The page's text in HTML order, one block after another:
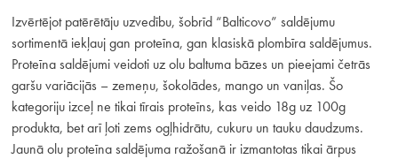
Izvērtējot patērētāju uzvedību, šobrīd “Balticovo” saldējumu
sortimentā iekļauj gan proteīna, gan klasiskā plombīra saldējumus.
Proteīna saldējumi veidoti uz olu baltuma bāzes un pieejami četrās
garšu variācijās – zemeņu, šokolādes, mango un vaniļas. Šo
kategoriju izceļ ne tikai tīrais proteīns, kas veido 18g uz 100g
produkta, bet arī ļoti zems ogļhidrātu, cukuru un tauku daudzums.
Jaunā olu proteīna saldējuma ražošanā ir izmantotas tikai ārpus